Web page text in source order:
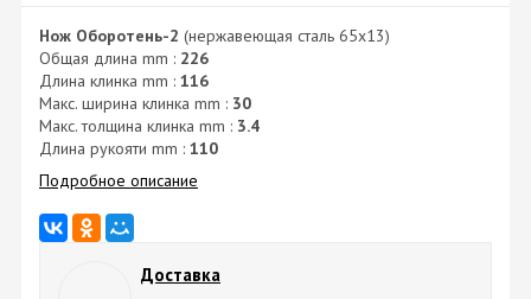
Нож Оборотень-2 (нержавеющая сталь 65x13)
Общая длина mm : 226
Длина клинка mm : 116
Макс. ширина клинка mm : 30
Макс. толщина клинка mm : 3.4
Длина рукояти mm : 110
Подробное описание
Доставка